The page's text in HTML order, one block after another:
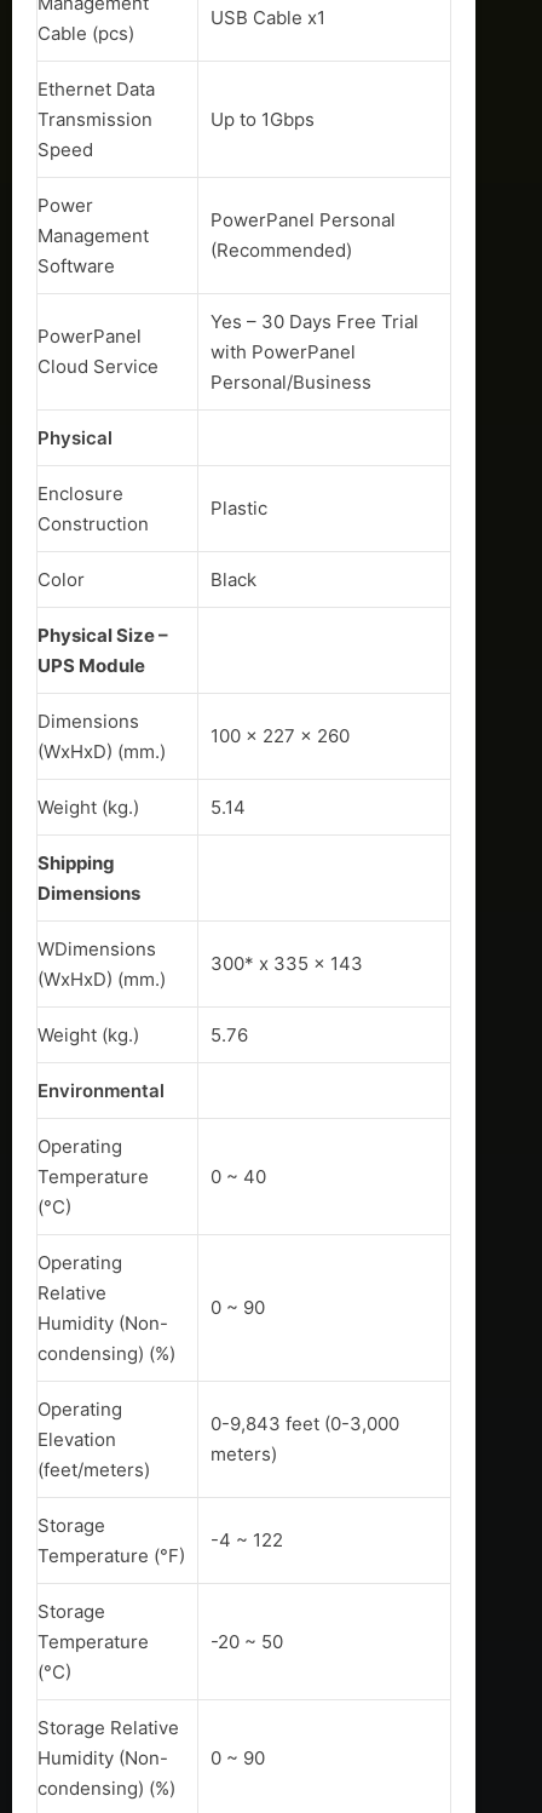
Cable (pcs)
USB Cable x1
Ethernet Data
Transmission
Speed
Up to 1Gbps
Power
Management
Software
PowerPanel Personal
(Recommended)
PowerPanel
Cloud Service
Yes – 30 Days Free Trial
with PowerPanel
Personal/Business
Physical
Enclosure
Construction
Plastic
Color Black
Physical Size –
UPS Module
Dimensions
(WxHxD) (mm.)
100 x 227 x 260
Weight (kg.) 5.14
Shipping
Dimensions
WDimensions
(WxHxD) (mm.)
300* x 335 x 143
Weight (kg.) 5.76
Environmental
Operating
Temperature
(°C)
0 ~ 40
Operating
Relative
Humidity (Non-
condensing) (%)
0 ~ 90
Operating
Elevation
(feet/meters)
0-9,843 feet (0-3,000
meters)
Storage
Temperature (°F)
-4 ~ 122
Storage
Temperature
(°C)
-20 ~ 50
Storage Relative
Humidity (Non-
condensing) (%)
0 ~ 90